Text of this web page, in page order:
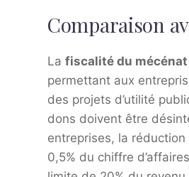
Comparaison
La fiscalité du mécénat
permettant aux
des projets d’utilité
dons doivent être
entreprises, la
0,5% du chiffre